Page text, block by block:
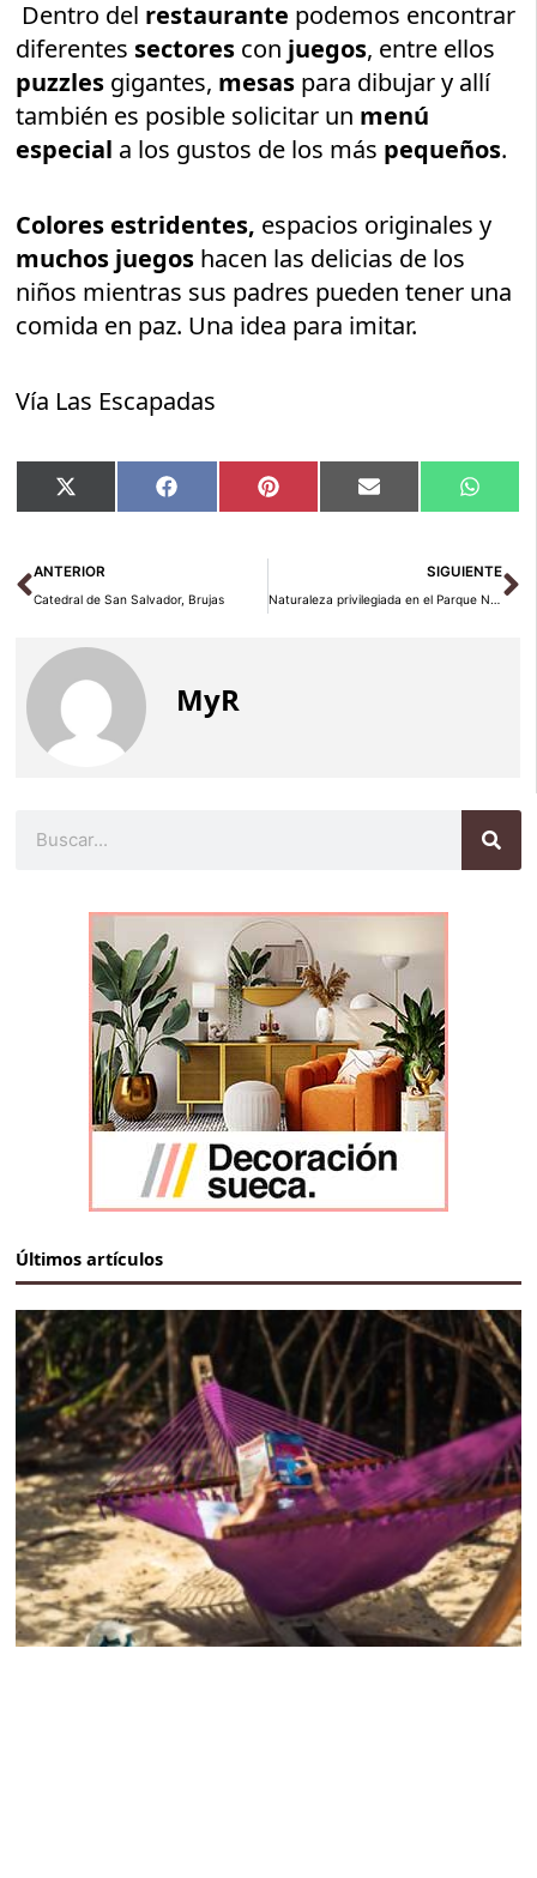
Dentro del restaurante podemos encontrar
diferentes sectores con juegos, entre ellos
puzzles gigantes, mesas para dibujar y allí
también es posible solicitar un menú
especial a los gustos de los más pequeños.
Colores estridentes, espacios originales y
muchos juegos hacen las delicias de los
niños mientras sus padres pueden tener una
comida en paz. Una idea para imitar.
Vía Las Escapadas
Compartir
en
X
(Twitter)
Compartir
en
Facebook Compartir
en
Pinterest Compartir
en
Email
en
Ant
ANTERIOR
Catedral de San Salvador, Brujas
SIGUIENTE
Naturaleza privilegiada en el Parque Nacional de Tongariro
MyR
Últimos artículos